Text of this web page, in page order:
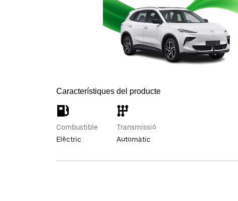
Característiques del producte
Combustible
Elèctric
Transmissió
Automàtic